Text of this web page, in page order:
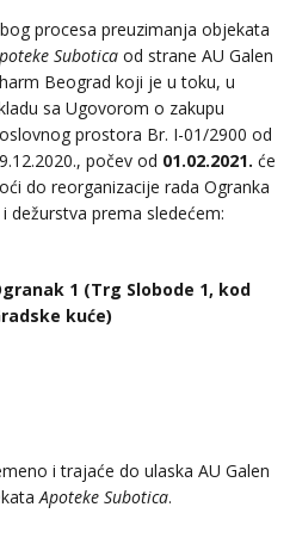
procesa preuzimanja objekata
Subotica od strane AU Galen
Beograd koji je u toku, u
sa Ugovorom o zakupu
prostora Br. I-01/2900 od
počev od 01.02.2021. će
do reorganizacije rada Ogranka
i dežurstva prema sledećem:
1 (Trg Slobode 1, kod
kuće)
i trajaće do ulaska AU Galen
Apoteke Subotica.